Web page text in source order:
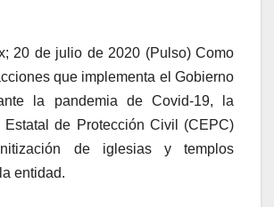
20 de julio de 2020 (Pulso) Como
que implementa el Gobierno
la pandemia de Covid-19, la
Estatal de Protección Civil (CEPC)
de iglesias y templos
entidad.